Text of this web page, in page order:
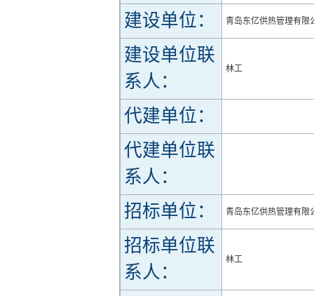
建设单位： 青岛东亿供热管理有限
建设单位联
系人：
林工
代建单位：
代建单位联
系人：
招标单位：
青岛东亿供热管理有限
招标单位联
系人：
林工